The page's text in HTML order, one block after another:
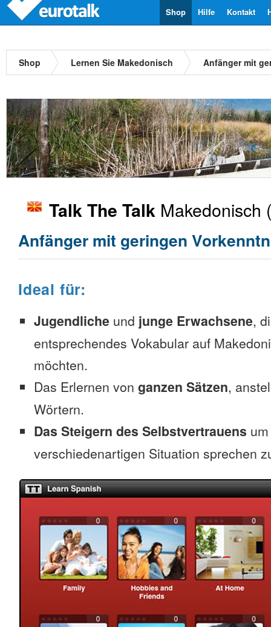
Kontakt
Hilfe
Shop
Shop Lernen Sie Makedonisch Anfänger mit
Talk The Talk Makedonisch
Anfänger mit geringen
Ideal für:
Jugendliche und junge Erwachsene,
entsprechendes Vokabular auf
möchten.
Das Erlernen von ganzen Sätzen,
Wörtern.
Das Steigern des Selbstvertrauens
verschiedenartigen Situation sprechen